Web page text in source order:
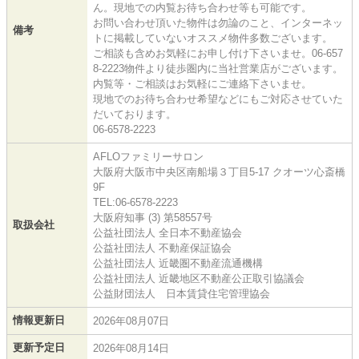
備考
ん。現地での内覧お待ち合わせ等も可能です。
お問い合わせ頂いた物件は勿論のこと、インターネッ
トに掲載していないオススメ物件多数ございます。
ご相談も含めお気軽にお申し付け下さいませ。06-657
8-2223物件より徒歩圏内に当社営業店がございます。
内覧等・ご相談はお気軽にご連絡下さいませ。
現地でのお待ち合わせ希望などにもご対応させていた
だいております。
06-6578-2223
取扱会社
AFLOファミリーサロン
大阪府大阪市中央区南船場３丁目5-17 クオーツ心斎橋
9F
TEL:06-6578-2223
大阪府知事 (3) 第58557号
公益社団法人 全日本不動産協会
公益社団法人 不動産保証協会
公益社団法人 近畿圏不動産流通機構
公益社団法人 近畿地区不動産公正取引協議会
公益財団法人 日本賃貸住宅管理協会
情報更新日 2026年08月07日
更新予定日 2026年08月14日